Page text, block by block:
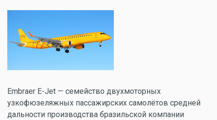
Embraer E-Jet — семейство двухмоторных
узкофюзеляжных пассажирских самолётов средней
дальности производства бразильской компании